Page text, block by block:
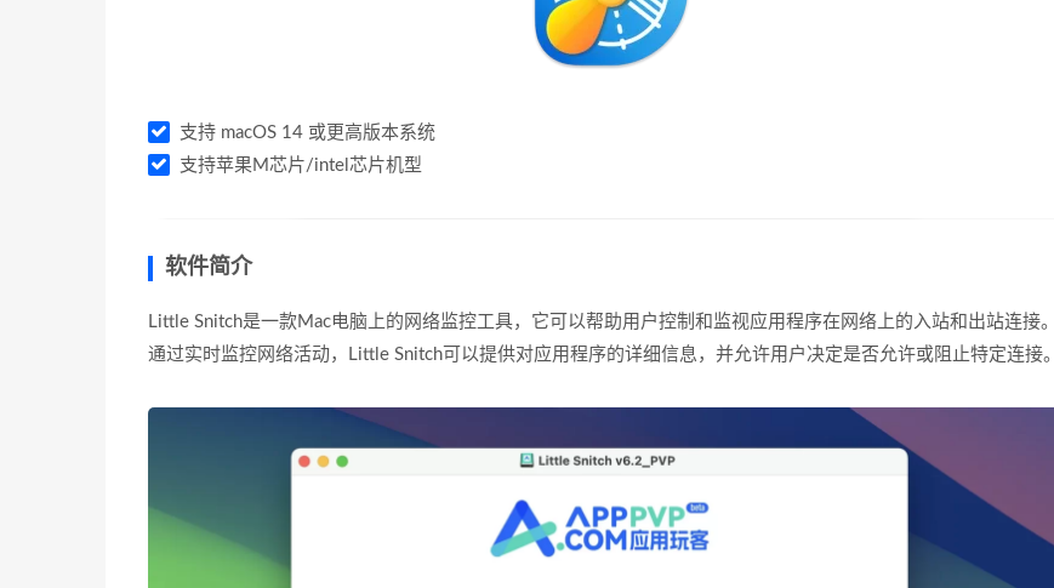
支持 macOS 14 或更高版本系统
支持苹果M芯片/intel芯片机型
软件简介
Little Snitch是一款Mac电脑上的网络监控工具，它可以帮助用户控制和监视应用程序在网络上的入站和出站连接。
通过实时监控网络活动，Little Snitch可以提供对应用程序的详细信息，并允许用户决定是否允许或阻止特定连接。